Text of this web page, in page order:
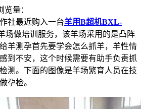
览量：
社最近购入一台羊用B超机BXL-
场做培训服务，该羊场采用的是凸阵
羊测孕首先要学会怎么抓羊，羊性情
到不安，这个时候需要有助手负责抓
测。下面的图像是羊场繁育人员在技
孕检。